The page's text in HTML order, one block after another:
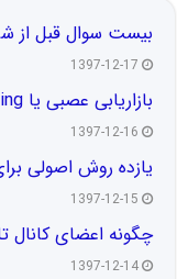
بیست سوال قبل از
1397-12-17
بازاریابی عصبی یا Neuro Marketing چیست؟
1397-12-16
یازده روش اصولی
1397-12-15
چگونه اعضای کانال
1397-12-14